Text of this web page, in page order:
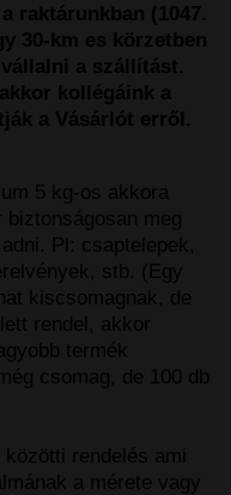
raktárunkban (1047.
30-km es körzetben
a szállítást.
kollégáink a
a Vásárlót erről.
5 kg-os akkora
biztonságosan meg
Pl: csaptelepek,
stb. (Egy
kiscsomagnak, de
rendel, akkor
termék
csomag, de 100 db
rendelés ami
a mérete vagy